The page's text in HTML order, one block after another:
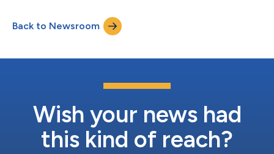
酋）排名第二，PoliMOVE（義大利）排名第三。 隨著11支國際車
隊爭奪225萬美元的獎金池，以及前F1藝員丹尼爾·科維亞特
（Daniil Kvyat）參與的人類與人工智慧對決，這場比賽展示了自
開始的那一刻起，杆位選手TUM就受到了來自義大利Unimore的壓
六彎道追上並超越了他們，取得了領先。 在接下來的十圈裏，兩
人以超過250公里/小時的速度 繼續比賽 , 它們之間的間隔不到一秒
六的車隊（德國）時，Unimore與賽車...
Back to Newsroom
Wish your news had
this kind of reach?